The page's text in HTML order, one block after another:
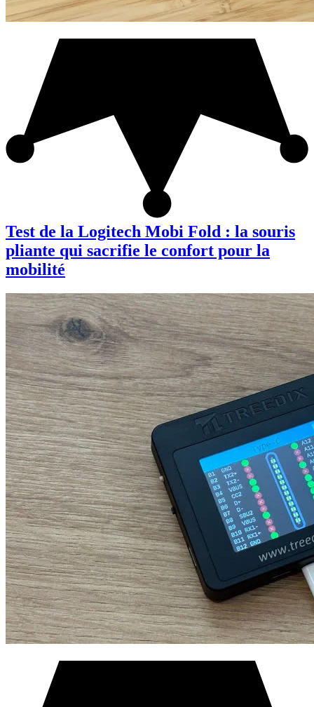
Test de la Logitech Mobi Fold : la souris
pliante qui sacrifie le confort pour la
mobilité